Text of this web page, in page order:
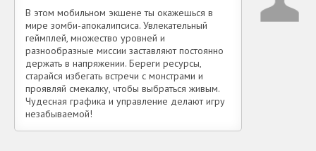
В этом мобильном экшене ты окажешься в
мире зомби-апокалипсиса. Увлекательный
геймплей, множество уровней и
разнообразные миссии заставляют постоянно
держать в напряжении. Береги ресурсы,
старайся избегать встречи с монстрами и
проявляй смекалку, чтобы выбраться живым.
Чудесная графика и управление делают игру
незабываемой!